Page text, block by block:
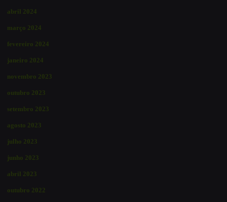
abril 2024
março 2024
fevereiro 2024
janeiro 2024
novembro 2023
outubro 2023
setembro 2023
agosto 2023
julho 2023
junho 2023
abril 2023
outubro 2022